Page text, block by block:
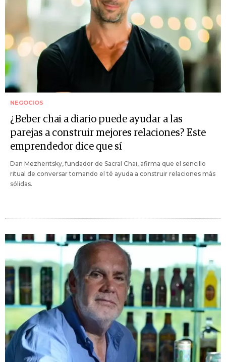
NEGOCIOS
¿Beber chai a diario puede ayudar a las
parejas a construir mejores relaciones? Este
emprendedor dice que sí
Dan Mezheritsky, fundador de Sacral Chai, afirma que el sencillo
ritual de conversar tomando el té ayuda a construir relaciones más
sólidas.